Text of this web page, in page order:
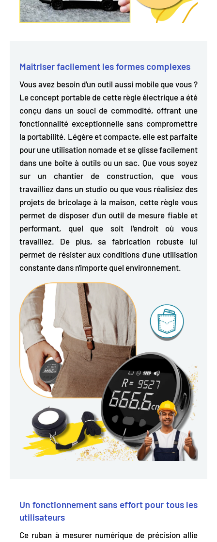
Maîtriser facilement les formes complexes
Vous avez besoin d'un outil aussi mobile que vous ?
Le concept portable de cette règle électrique a été
conçu dans un souci de commodité, offrant une
fonctionnalité exceptionnelle sans compromettre
la portabilité. Légère et compacte, elle est parfaite
pour une utilisation nomade et se glisse facilement
dans une boîte à outils ou un sac. Que vous soyez
sur un chantier de construction, que vous
travailliez dans un studio ou que vous réalisiez des
projets de bricolage à la maison, cette règle vous
permet de disposer d'un outil de mesure fiable et
performant, quel que soit l'endroit où vous
travaillez. De plus, sa fabrication robuste lui
permet de résister aux conditions d'une utilisation
constante dans n'importe quel environnement.
Un fonctionnement sans effort pour tous les
utilisateurs
Ce ruban à mesurer numérique de précision allie